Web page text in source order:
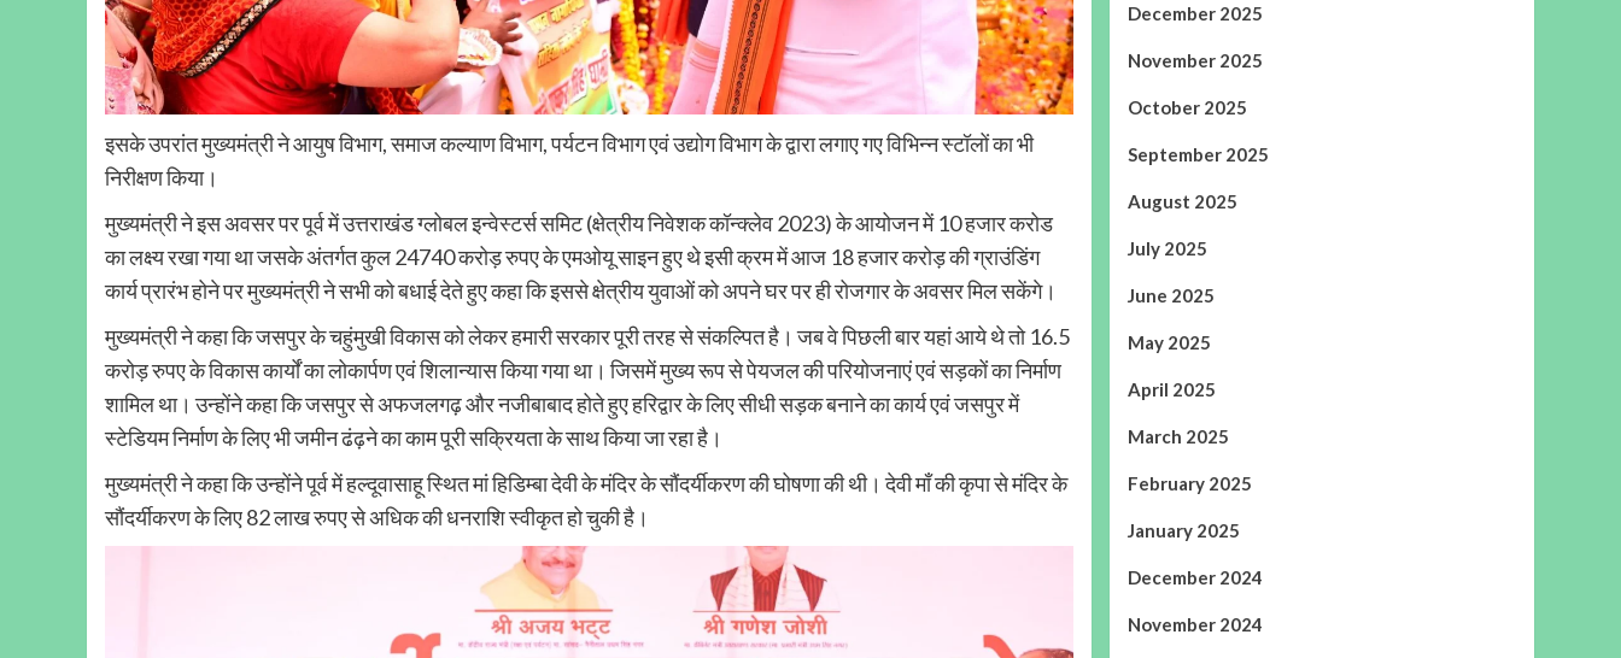
इसके उपरांत मुख्यमंत्री ने आयुष विभाग, समाज कल्याण विभाग, पर्यटन विभाग एवं उद्योग विभाग के द्वारा लगाए गए विभिन्न स्टॉलों का भी
निरीक्षण किया।
मुख्यमंत्री ने इस अवसर पर पूर्व में उत्तराखंड ग्लोबल इन्वेस्टर्स समिट (क्षेत्रीय निवेशक कॉन्क्लेव 2023) के आयोजन में 10 हजार करोड
का लक्ष्य रखा गया था जसके अंतर्गत कुल 24740 करोड़ रुपए के एमओयू साइन हुए थे इसी क्रम में आज 18 हजार करोड़ की ग्राउंडिंग
कार्य प्रारंभ होने पर मुख्यमंत्री ने सभी को बधाई देते हुए कहा कि इससे क्षेत्रीय युवाओं को अपने घर पर ही रोजगार के अवसर मिल सकेंगे।
मुख्यमंत्री ने कहा कि जसपुर के चहुंमुखी विकास को लेकर हमारी सरकार पूरी तरह से संकल्पित है। जब वे पिछली बार यहां आये थे तो 16.5
करोड़ रुपए के विकास कार्यों का लोकार्पण एवं शिलान्यास किया गया था। जिसमें मुख्य रूप से पेयजल की परियोजनाएं एवं सड़कों का निर्माण
शामिल था। उन्होंने कहा कि जसपुर से अफजलगढ़ और नजीबाबाद होते हुए हरिद्वार के लिए सीधी सड़क बनाने का कार्य एवं जसपुर में
स्टेडियम निर्माण के लिए भी जमीन ढंढ़ने का काम पूरी सक्रियता के साथ किया जा रहा है।
मुख्यमंत्री ने कहा कि उन्होंने पूर्व में हल्दूवासाहू स्थित मां हिडिम्बा देवी के मंदिर के सौंदर्यीकरण की घोषणा की थी। देवी माँ की कृपा से मंदिर के
सौंदर्यीकरण के लिए 82 लाख रुपए से अधिक की धनराशि स्वीकृत हो चुकी है।
December 2025
November 2025
October 2025
September 2025
August 2025
July 2025
June 2025
May 2025
April 2025
March 2025
February 2025
January 2025
December 2024
November 2024